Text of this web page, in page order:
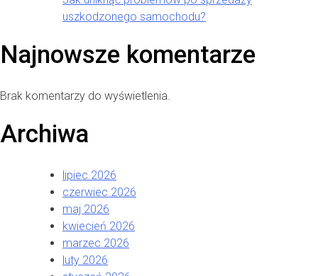
uszkodzonego samochodu?
Najnowsze komentarze
Brak komentarzy do wyświetlenia.
Archiwa
lipiec 2026
czerwiec 2026
maj 2026
kwiecień 2026
marzec 2026
luty 2026